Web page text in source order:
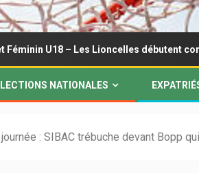
Lioncelles débutent contre le
NATIONALES
: SIBAC trébuche devant Bopp